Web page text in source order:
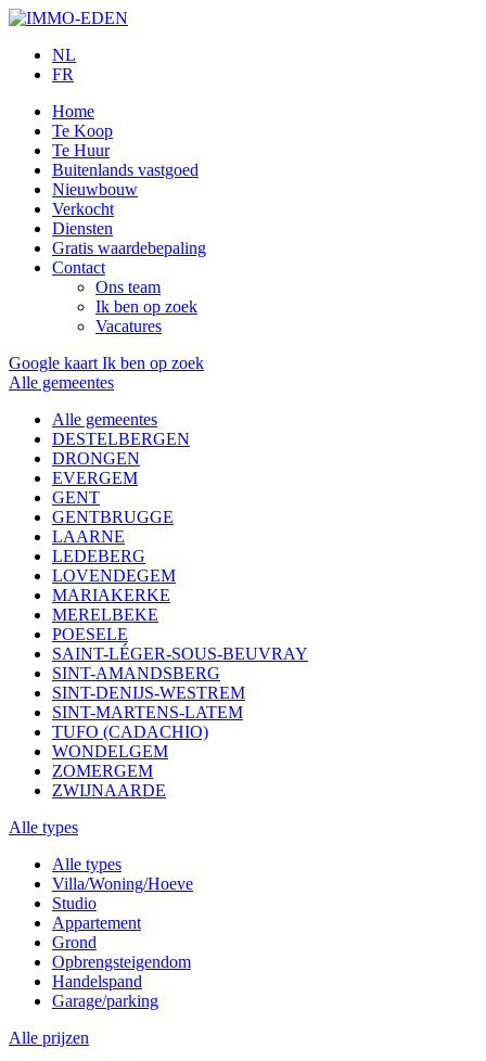
NL
FR
Home
Te Koop
Te Huur
Buitenlands vastgoed
Nieuwbouw
Verkocht
Diensten
Gratis waardebepaling
Contact
Ons team
Ik ben op zoek
Vacatures
Google kaart Ik ben op zoek
Alle gemeentes
Alle gemeentes
DESTELBERGEN
DRONGEN
EVERGEM
GENT
GENTBRUGGE
LAARNE
LEDEBERG
LOVENDEGEM
MARIAKERKE
MERELBEKE
POESELE
SAINT-LÉGER-SOUS-BEUVRAY
SINT-AMANDSBERG
SINT-DENIJS-WESTREM
SINT-MARTENS-LATEM
TUFO (CADACHIO)
WONDELGEM
ZOMERGEM
ZWIJNAARDE
Alle types
Alle types
Villa/Woning/Hoeve
Studio
Appartement
Grond
Opbrengsteigendom
Handelspand
Garage/parking
Alle prijzen